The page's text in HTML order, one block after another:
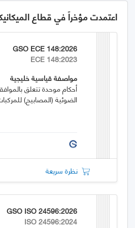
اعتمدت مؤخراً في قطاع
GSO ECE 148:2026
ECE 148:2023
مواصفة قياسية خليجية
أحكام موحدة تتعلق
الضوئية (المصابيح)
نظرة سريعة
GSO ISO 24596:2026
ISO 24596:2024